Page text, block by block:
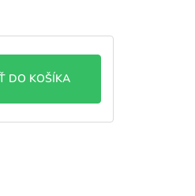
DO KOŠÍKA